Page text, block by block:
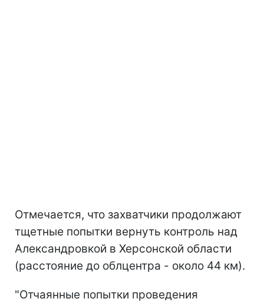
Отмечается, что захватчики продолжают
тщетные попытки вернуть контроль над
Александровкой в ​​Херсонской области
(расстояние до облцентра - около 44 км).
"Отчаянные попытки проведения